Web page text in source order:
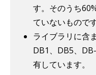
す。そのうち
ていないものです
ライブラリに含
DB1、DB5、
有しています。